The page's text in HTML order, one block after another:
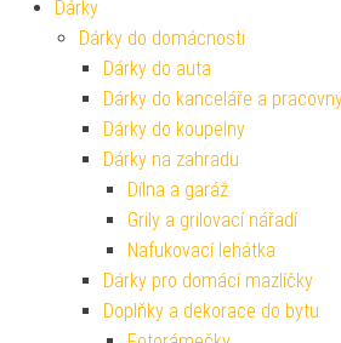
Dárky
Dárky do domácnosti
Dárky do auta
Dárky do kanceláře a
Dárky do koupelny
Dárky na zahradu
Dílna a garáž
Grily a grilovací nářadí
Nafukovací lehátka
Dárky pro domácí mazlíčky
Doplňky a dekorace do bytu